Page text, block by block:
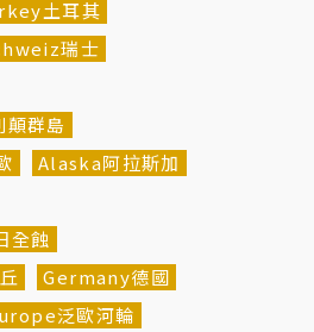
土耳其
瑞士
群島
Alaska阿拉斯加
蝕
Germany德國
泛歐河輪